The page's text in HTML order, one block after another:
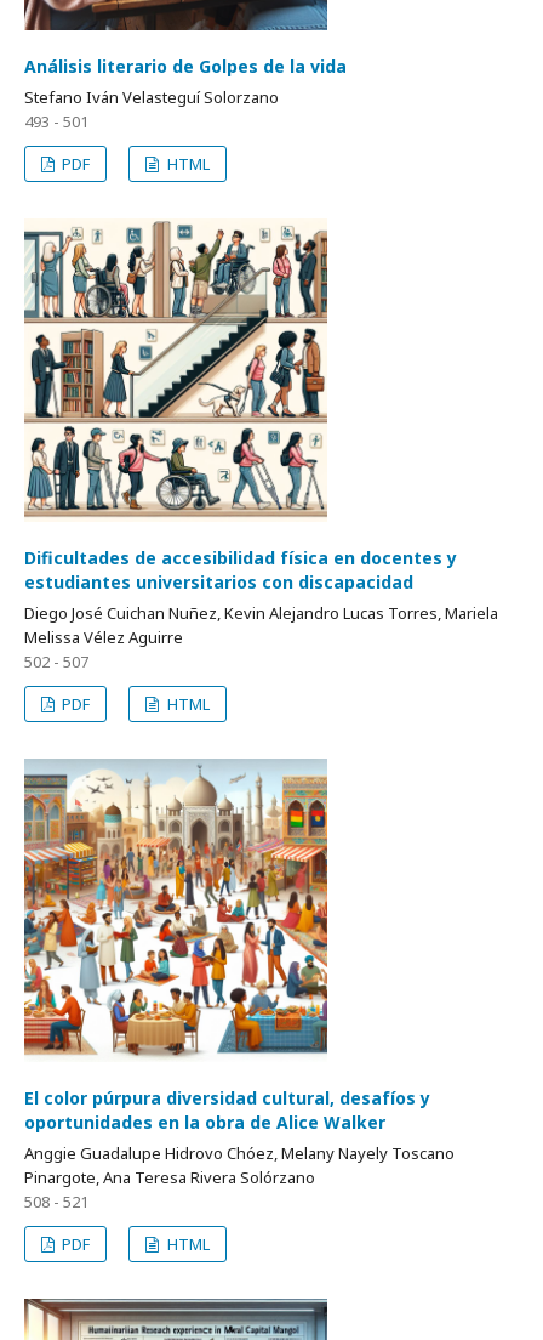
Análisis literario de Golpes de la vida
Stefano Iván Velasteguí Solorzano
493 - 501
PDF
HTML
Dificultades de accesibilidad física en docentes y
estudiantes universitarios con discapacidad
Diego José Cuichan Nuñez, Kevin Alejandro Lucas Torres, Mariela
Melissa Vélez Aguirre
502 - 507
PDF
HTML
El color púrpura diversidad cultural, desafíos y
oportunidades en la obra de Alice Walker
Anggie Guadalupe Hidrovo Chóez, Melany Nayely Toscano
Pinargote, Ana Teresa Rivera Solórzano
508 - 521
PDF
HTML